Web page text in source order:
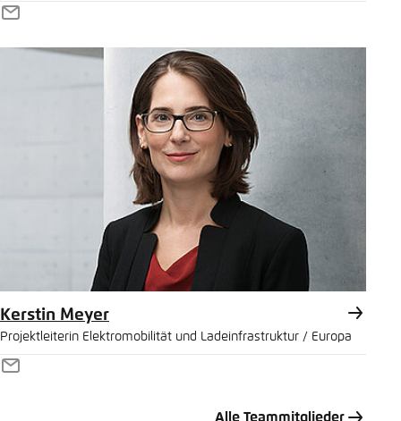
E-
Mail
Kerstin Meyer
Projektleiterin Elektromobilität und Ladeinfrastruktur / Europa
E-
Alle Teammitglieder